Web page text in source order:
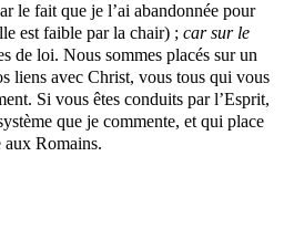
le fait que je l’ai abandonnée pour
est faible par la chair) ; car sur le
de loi. Nous sommes placés sur un
liens avec Christ, vous tous qui vous
Si vous êtes conduits par l’Esprit,
que je commente, et qui place
aux Romains.